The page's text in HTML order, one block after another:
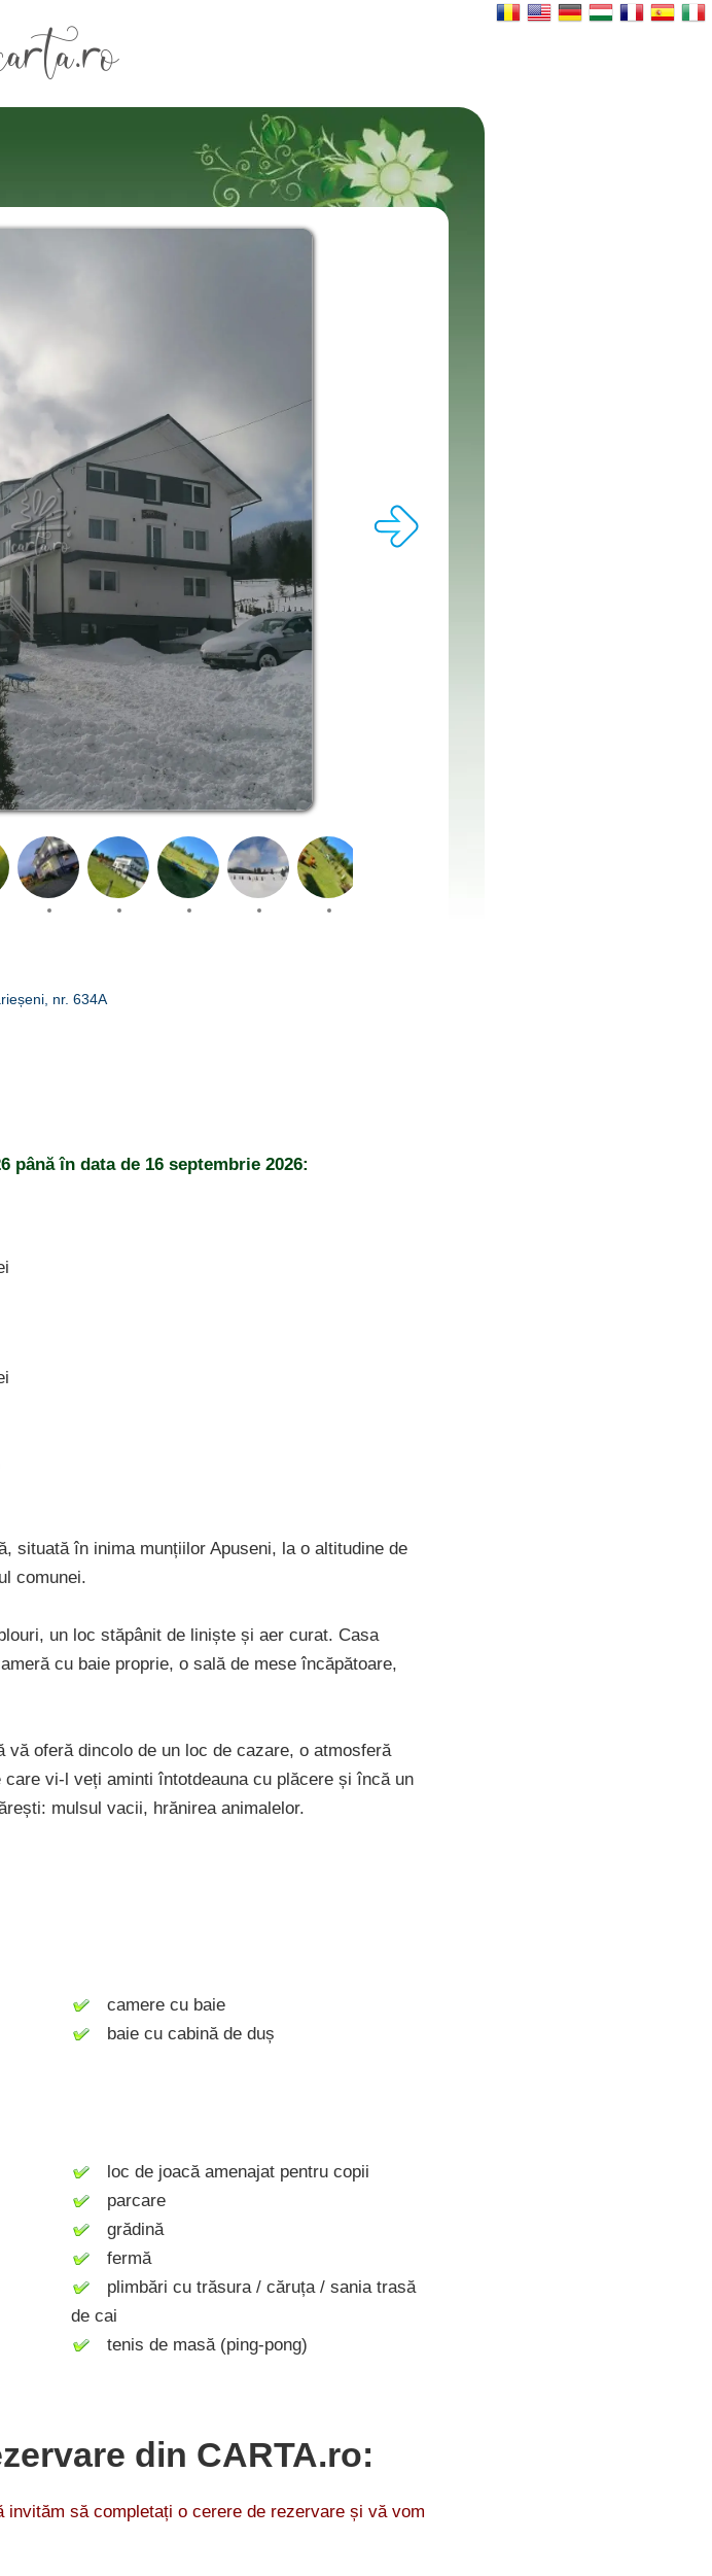
nr. 634A
până în data de 16 septembrie 2026:
situată în inima munțiilor Apuseni, la o altitudine de
comunei.
un loc stăpânit de liniște și aer curat. Casa
cu baie proprie, o sală de mese încăpătoare,
oferă dincolo de un loc de cazare, o atmosferă
vi-l veți aminti întotdeauna cu plăcere și încă un
mulsul vacii, hrănirea animalelor.
camere cu baie
baie cu cabină de duș
loc de joacă amenajat pentru copii
parcare
grădină
fermă
plimbări cu trăsura / căruța / sania trasă
de cai
tenis de masă (ping-pong)
din CARTA.ro:
să completați o cerere de rezervare și vă vom